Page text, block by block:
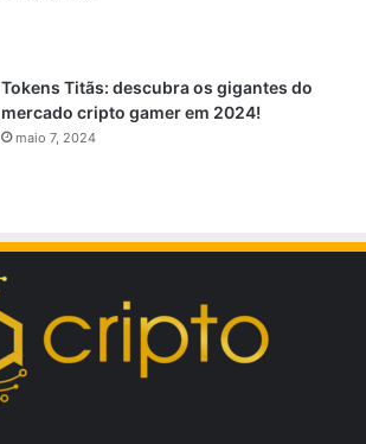
Tokens Titãs: descubra os gigantes do
mercado cripto gamer em 2024!
maio 7, 2024